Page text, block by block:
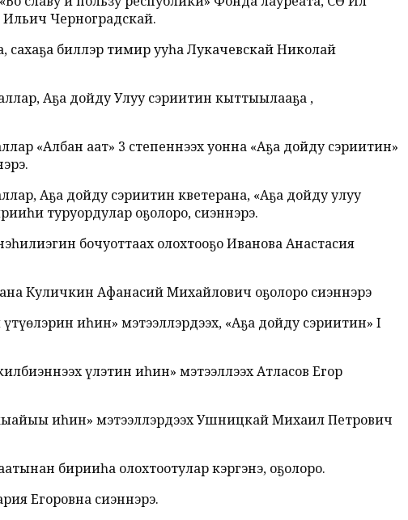
Черноградскай.
биллэр тимир ууһа Лукачевскай Николай
Аҕа дойду Улуу сэриитин кыттыылааҕа ,
«Албан аат» 3 степеннээх уонна «Аҕа дойду сэриитин»
Аҕа дойду сэриитин кветерана, «Аҕа дойду улуу
туруордулар оҕолоро, сиэннэрэ.
бочуоттаах олохтооҕо Иванова Анастасия
Куличкин Афанасий Михайлович оҕолоро сиэннэрэ
иһин» мэтээллэрдээх, «Аҕа дойду сэриитин» I
үлэтин иһин» мэтээллээх Атласов Егор
кыайыы иһин» мэтээллэрдээх Ушницкай Михаил Петрович
бирииһа олохтоотулар кэргэнэ, оҕолоро.
Егоровна сиэннэрэ.